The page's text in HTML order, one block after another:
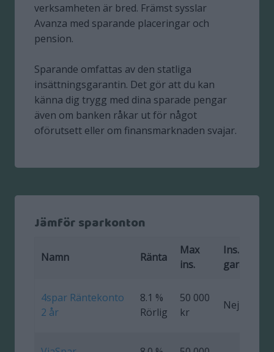
verksamheten är bred. Främst sysslar
Avanza med sparande placeringar och
pension.
Sparande omfattas av den statliga
insättningsgarantin. Det gör att du kan
känna dig trygg med dina sparade pengar
även om banken råkar ut för något
oförutsett eller om finansmarknaden svajar.
Jämför sparkonton
Namn Ränta
Max
ins.
Ins.
garanti
4spar Räntekonto
2 år
8.1 %
Rörlig
50 000
kr
Nej